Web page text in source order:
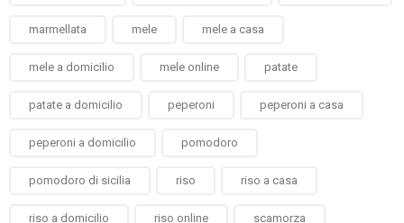
marmellata mele mele a casa
mele a domicilio mele online patate
patate a domicilio peperoni peperoni a casa
peperoni a domicilio pomodoro
pomodoro di sicilia riso riso a casa
riso a domicilio riso online scamorza